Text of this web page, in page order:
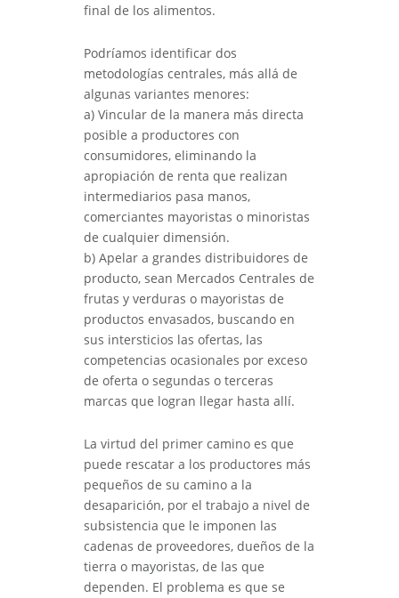
final de los alimentos.
Podríamos identificar dos
metodologías centrales, más allá de
algunas variantes menores:
a) Vincular de la manera más directa
posible a productores con
consumidores, eliminando la
apropiación de renta que realizan
intermediarios pasa manos,
comerciantes mayoristas o minoristas
de cualquier dimensión.
b) Apelar a grandes distribuidores de
producto, sean Mercados Centrales de
frutas y verduras o mayoristas de
productos envasados, buscando en
sus intersticios las ofertas, las
competencias ocasionales por exceso
de oferta o segundas o terceras
marcas que logran llegar hasta allí.
La virtud del primer camino es que
puede rescatar a los productores más
pequeños de su camino a la
desaparición, por el trabajo a nivel de
subsistencia que le imponen las
cadenas de proveedores, dueños de la
tierra o mayoristas, de las que
dependen. El problema es que se